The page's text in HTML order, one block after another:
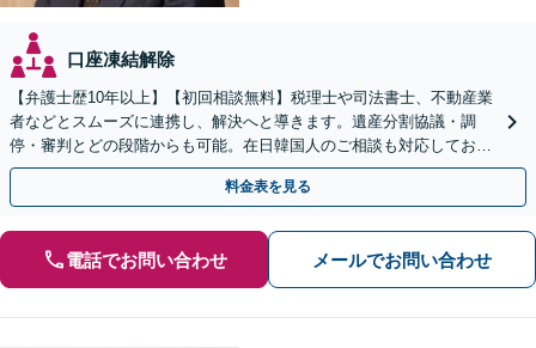
口座凍結解除
【弁護士歴10年以上】【初回相談無料】税理士や司法書士、不動産業
者などとスムーズに連携し、解決へと導きます。遺産分割協議・調
停・審判とどの段階からも可能。在日韓国人のご相談も対応しており
ます【休日・夜間相談可】【京都市役所前駅5分】
料金表を見る
電話でお問い合わせ メールでお問い合わせ